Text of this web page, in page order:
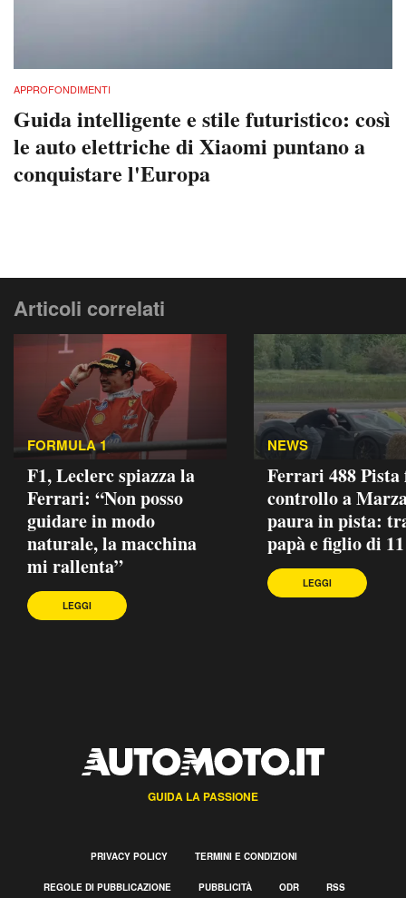
APPROFONDIMENTI
Guida intelligente e stile futuristico: così
le auto elettriche di Xiaomi puntano a
conquistare l'Europa
Articoli correlati
FORMULA 1
F1, Leclerc spiazza la
Ferrari: “Non posso
guidare in modo
naturale, la macchina
mi rallenta”
LEGGI
NEWS
Ferrari 488
controllo a
paura in pista:
papà e figlio di
LEGGI
GUIDA LA PASSIONE
PRIVACY POLICY TERMINI E CONDIZIONI
REGOLE DI PUBBLICAZIONE PUBBLICITÀ ODR RSS